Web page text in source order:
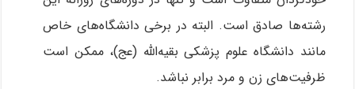
رشته‌ها صادق است. البته در برخی دانشگاه‌های خاص
مانند دانشگاه علوم پزشکی بقیه‌الله (عج)، ممکن است
ظرفیت‌های زن و مرد برابر نباشد.